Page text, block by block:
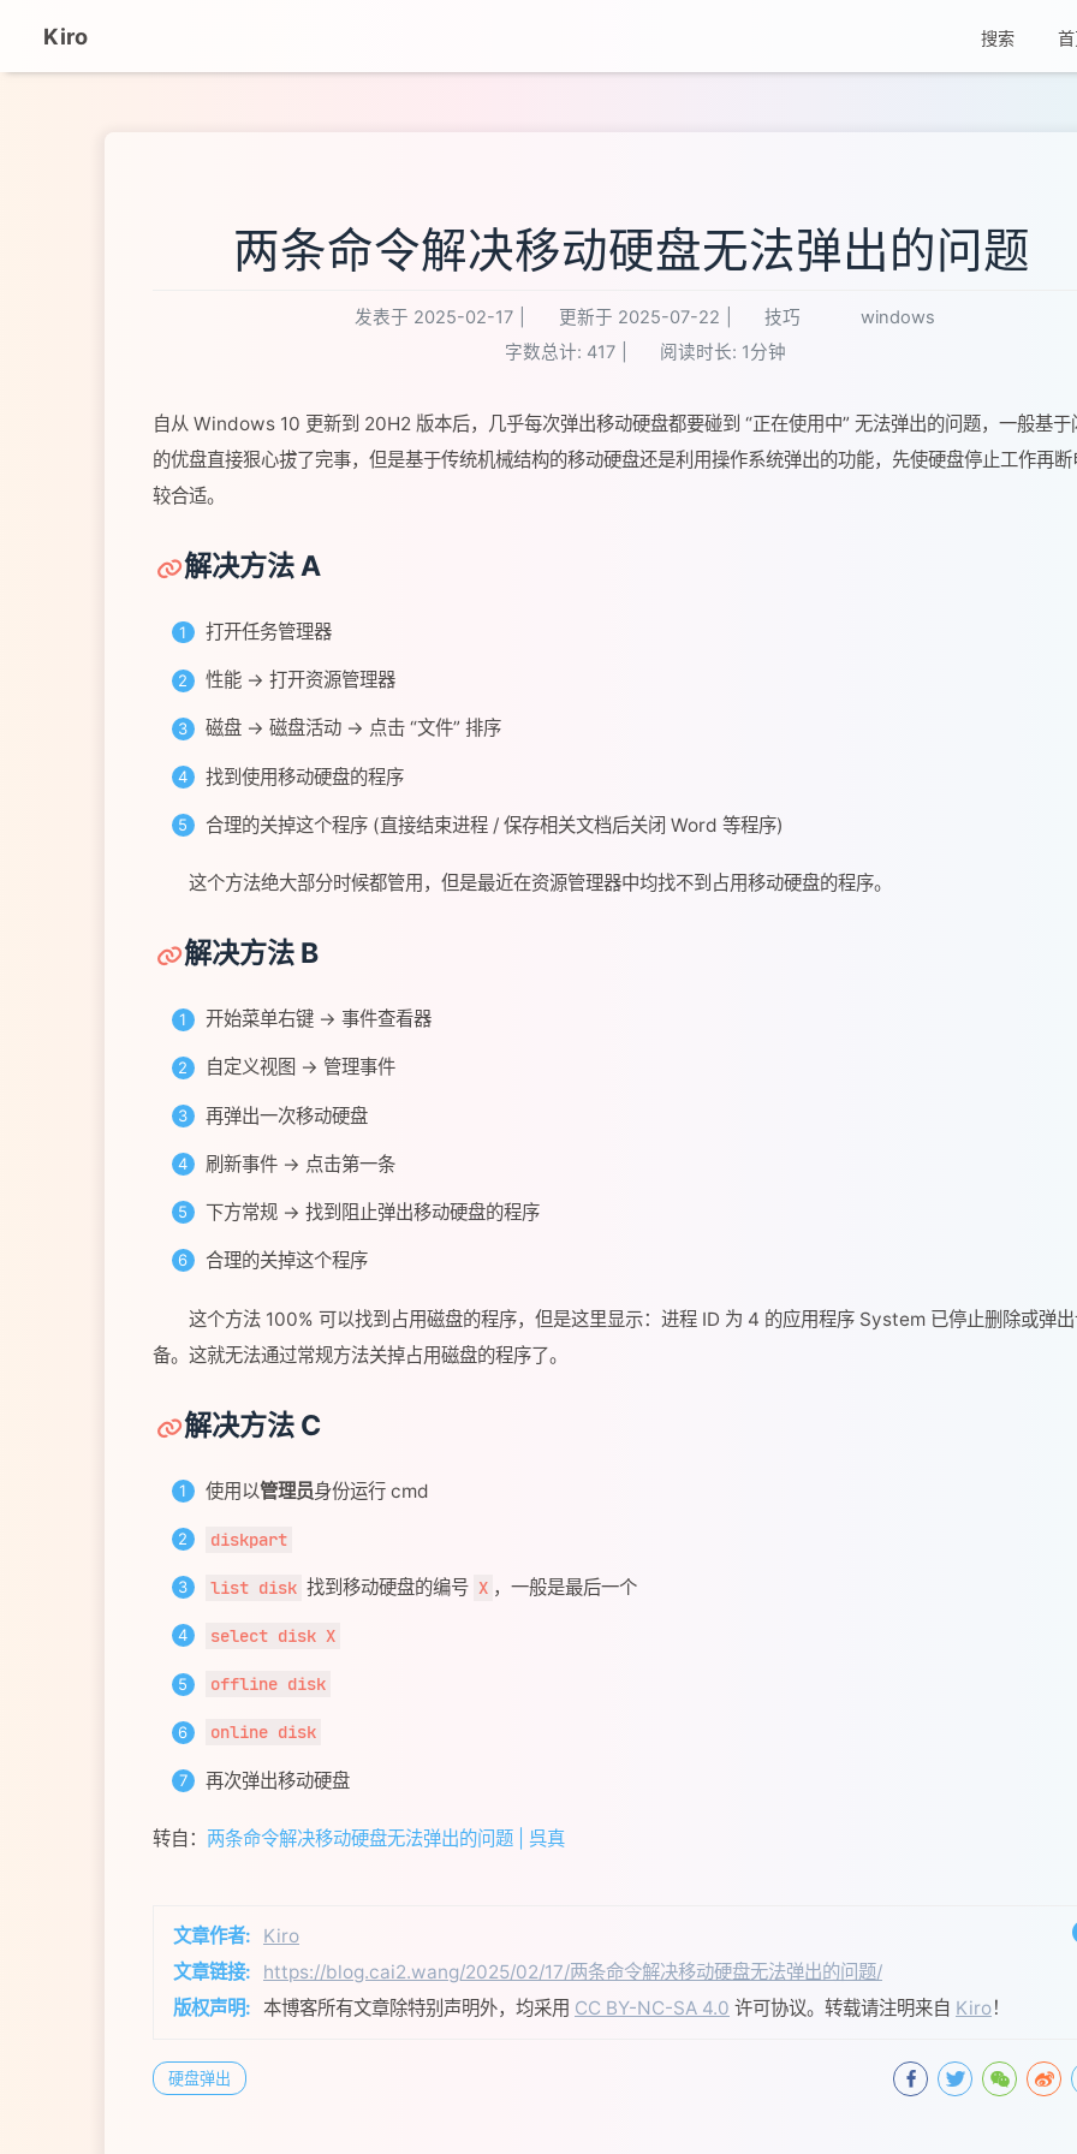
Kiro 搜索
两条命令解决移动硬盘无法弹出的问题
发表于 2025-02-17 更新于 2025-07-22 技巧
windows
字数总计: 417 阅读时长: 1分钟
自从 Windows 10 更新到 20H2 版本后，几乎每次弹出移动硬盘都要碰到 “正在使用中” 无法弹出的问题，一般基于
的优盘直接狠心拔了完事，但是基于传统机械结构的移动硬盘还是利用操作系统弹出的功能，先使硬盘停止工作再断
较合适。
解决方法 A
打开任务管理器
性能 -> 打开资源管理器
磁盘 -> 磁盘活动 -> 点击 “文件” 排序
找到使用移动硬盘的程序
合理的关掉这个程序 (直接结束进程 / 保存相关文档后关闭 Word 等程序)
这个方法绝大部分时候都管用，但是最近在资源管理器中均找不到占用移动硬盘的程序。
解决方法 B
开始菜单右键 -> 事件查看器
自定义视图 -> 管理事件
再弹出一次移动硬盘
刷新事件 -> 点击第一条
下方常规 -> 找到阻止弹出移动硬盘的程序
合理的关掉这个程序
这个方法 100% 可以找到占用磁盘的程序，但是这里显示：进程 ID 为 4 的应用程序 System 已停止删除或弹
备。这就无法通过常规方法关掉占用磁盘的程序了。
解决方法 C
使用以管理员身份运行 cmd
diskpart
list disk 找到移动硬盘的编号 X ，一般是最后一个
select disk X
offline disk
online disk
再次弹出移动硬盘
转自： 两条命令解决移动硬盘无法弹出的问题 | 呉真
文章作者:
Kiro
文章链接:
https://blog.cai2.wang/2025/02/17/两条命令解决移动硬盘无法弹出的问题/
版权声明: 本博客所有文章除特别声明外，均采用 CC BY-NC-SA 4.0 许可协议。转载请注明来自 Kiro！
硬盘弹出